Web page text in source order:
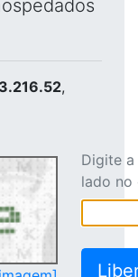
,
Digite
lado no